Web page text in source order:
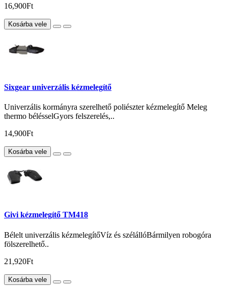
16,900Ft
Kosárba vele
Sixgear univerzális kézmelegítő
Univerzális kormányra szerelhető poliészter kézmelegítő Meleg
thermo bélésselGyors felszerelés,..
14,900Ft
Kosárba vele
Givi kézmelegítő TM418
Bélelt univerzális kézmelegítőVíz és szélállóBármilyen robogóra
fölszerelhető..
21,920Ft
Kosárba vele